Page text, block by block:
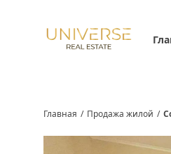
Главная / Продажа жилой /